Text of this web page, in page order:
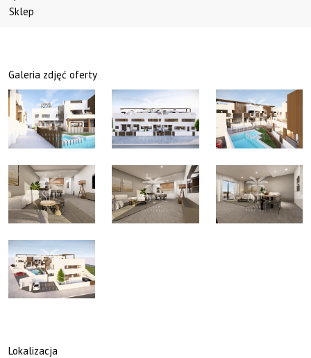
Sklep
Galeria zdjęć oferty
Lokalizacja